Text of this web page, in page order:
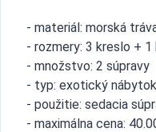
- materiál: morská
- rozmery: 3 kreslo +
- množstvo: 2 súpravy
- typ: exotický nábytok
- použitie: sedacia
- maximálna cena: